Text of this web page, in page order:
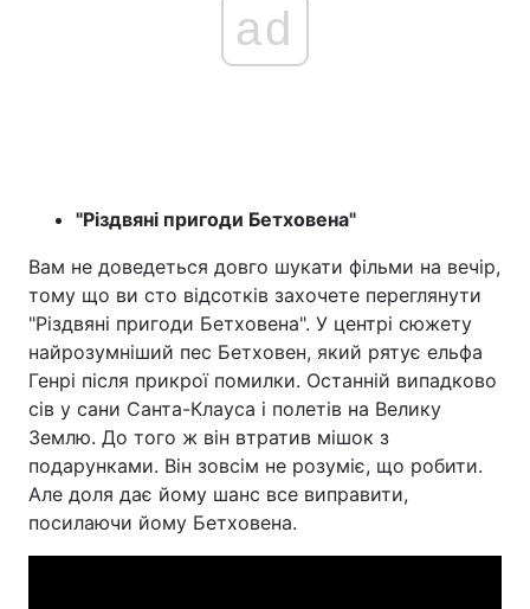
ad
"Різдвяні пригоди Бетховена"
Вам не доведеться довго шукати фільми на вечір,
тому що ви сто відсотків захочете переглянути
"Різдвяні пригоди Бетховена". У центрі сюжету
найрозумніший пес Бетховен, який рятує ельфа
Генрі після прикрої помилки. Останній випадково
сів у сани Санта-Клауса і полетів на Велику
Землю. До того ж він втратив мішок з
подарунками. Він зовсім не розуміє, що робити.
Але доля дає йому шанс все виправити,
посилаючи йому Бетховена.